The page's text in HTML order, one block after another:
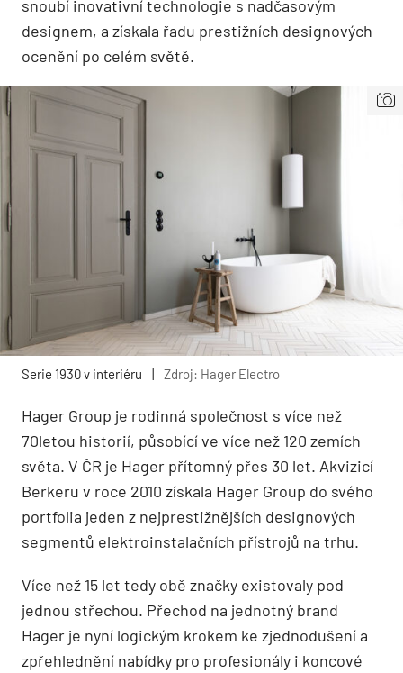
snoubí inovativní technologie s nadčasovým
designem, a získala řadu prestižních designových
ocenění po celém světě.
Serie 1930 v interiéru | Zdroj: Hager Electro
Hager Group je rodinná společnost s více než
70letou historií, působící ve více než 120 zemích
světa. V ČR je Hager přítomný přes 30 let. Akvizicí
Berkeru v roce 2010 získala Hager Group do svého
portfolia jeden z nejprestižnějších designových
segmentů elektroinstalačních přístrojů na trhu.
Více než 15 let tedy obě značky existovaly pod
jednou střechou. Přechod na jednotný brand
Hager je nyní logickým krokem ke zjednodušení a
zpřehlednění nabídky pro profesionály i koncové